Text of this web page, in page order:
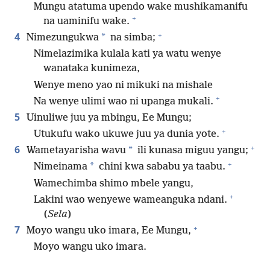
Mungu atatuma upendo wake mushikamanifu
na uaminifu wake. +
4 Nimezungukwa * na simba; +
Nimelazimika kulala kati ya watu wenye
wanataka kunimeza,
Wenye meno yao ni mikuki na mishale
Na wenye ulimi wao ni upanga mukali. +
5 Uinuliwe juu ya mbingu, Ee Mungu;
Utukufu wako ukuwe juu ya dunia yote. +
6 Wametayarisha wavu * ili kunasa miguu yangu; +
Nimeinama * chini kwa sababu ya taabu. +
Wamechimba shimo mbele yangu,
Lakini wao wenyewe wameanguka ndani. +
(Sela)
7 Moyo wangu uko imara, Ee Mungu, +
Moyo wangu uko imara.